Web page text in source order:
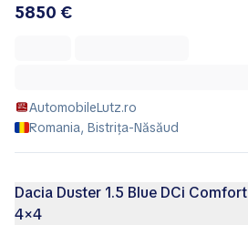
5850 €
AutomobileLutz.ro
Romania, Bistrița-Năsăud
Dacia Duster 1.5 Blue DCi Comfort
4×4